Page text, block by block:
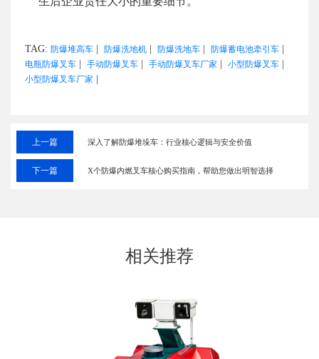
TAG: 防爆堆高车 防爆洗地机 防爆洗地车 防爆蓄电池牵引车
电瓶防爆叉车 手动防爆叉车 手动防爆叉车厂家 小型防爆叉车
小型防爆叉车厂家
上一篇 深入了解防爆堆垛车：行业核心逻辑与安全价值
下一篇 X个防爆内燃叉车核心购买指南，帮助您做出明智选择
相关推荐